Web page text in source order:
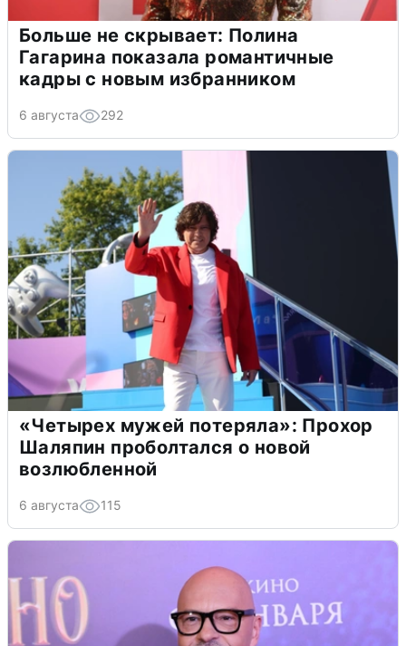
Больше не скрывает: Полина
Гагарина показала романтичные
кадры с новым избранником
6 августа 292
«Четырех мужей потеряла»: Прохор
Шаляпин проболтался о новой
возлюбленной
6 августа 115